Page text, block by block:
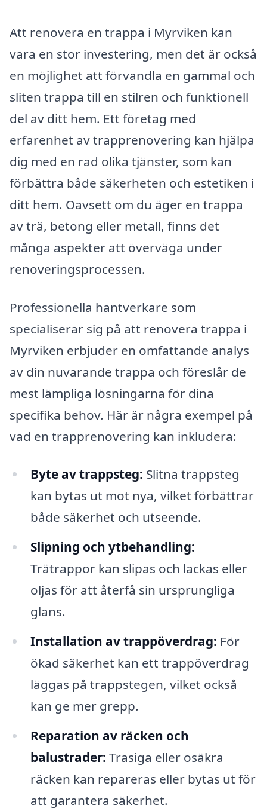
Att renovera en trappa i Myrviken kan
vara en stor investering, men det är också
en möjlighet att förvandla en gammal och
sliten trappa till en stilren och funktionell
del av ditt hem. Ett företag med
erfarenhet av trapprenovering kan hjälpa
dig med en rad olika tjänster, som kan
förbättra både säkerheten och estetiken i
ditt hem. Oavsett om du äger en trappa
av trä, betong eller metall, finns det
många aspekter att överväga under
renoveringsprocessen.
Professionella hantverkare som
specialiserar sig på att renovera trappa i
Myrviken erbjuder en omfattande analys
av din nuvarande trappa och föreslår de
mest lämpliga lösningarna för dina
specifika behov. Här är några exempel på
vad en trapprenovering kan inkludera:
Byte av trappsteg: Slitna trappsteg
kan bytas ut mot nya, vilket förbättrar
både säkerhet och utseende.
Slipning och ytbehandling:
Trätrappor kan slipas och lackas eller
oljas för att återfå sin ursprungliga
glans.
Installation av trappöverdrag: För
ökad säkerhet kan ett trappöverdrag
läggas på trappstegen, vilket också
kan ge mer grepp.
Reparation av räcken och
balustrader: Trasiga eller osäkra
räcken kan repareras eller bytas ut för
att garantera säkerhet.